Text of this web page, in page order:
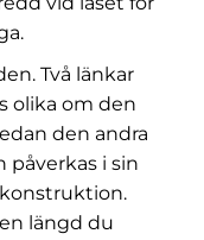
Två länkar
olika om den
den andra
påverkas i sin
längd du